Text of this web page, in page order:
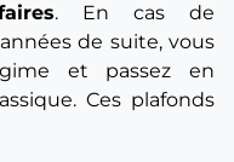
. En cas de
de suite, vous
et passez en
Ces plafonds